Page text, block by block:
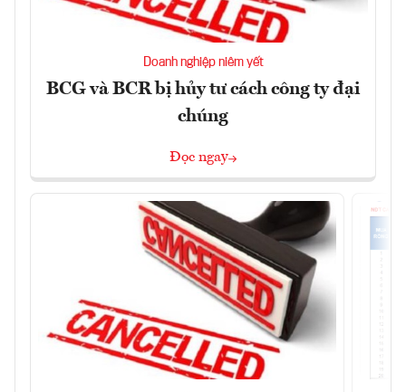
Doanh nghiệp niêm yết
BCG và BCR bị hủy tư cách công ty đại
chúng
Đọc ngay